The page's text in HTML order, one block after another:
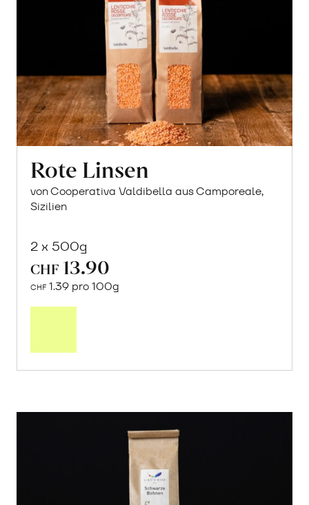
Rote Linsen
von Cooperativa Valdibella aus Camporeale,
Sizilien
2 x 500g
CHF 13.90
CHF 1.39 pro 100g